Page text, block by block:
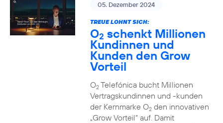
05. Dezember 2024
TREUE LOHNT SICH:
O2 schenkt Millionen
Kundinnen und
Kunden den Grow
Vorteil
O2Telefónica bucht Millionen
Vertragskundinnen und -kunden
der Kernmarke O2den innovativen
„Grow Vorteil“ auf. Damit